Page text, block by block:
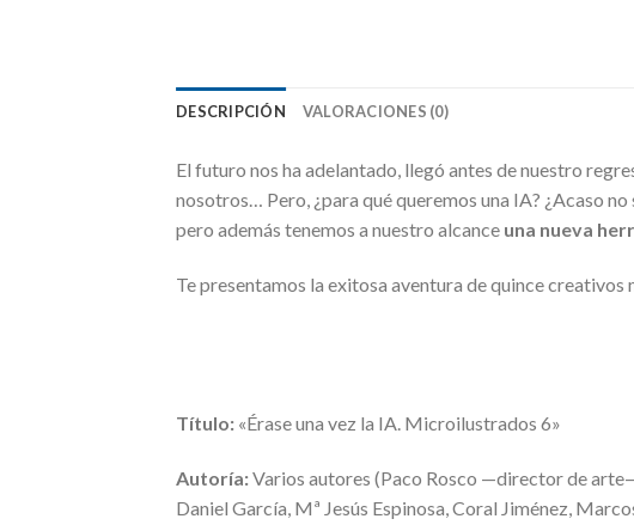
DESCRIPCIÓN VALORACIONES (0)
El futuro nos ha adelantado, llegó antes de nuestro
nosotros… Pero, ¿para qué queremos una IA? ¿Acaso
pero además tenemos a nuestro alcance una nueva
Te presentamos la exitosa aventura de quince
Título: «Érase una vez la IA. Microilustrados 6»
Autoría:Varios autores (Paco Rosco —director de
Daniel García, Mª Jesús Espinosa, Coral Jiménez,